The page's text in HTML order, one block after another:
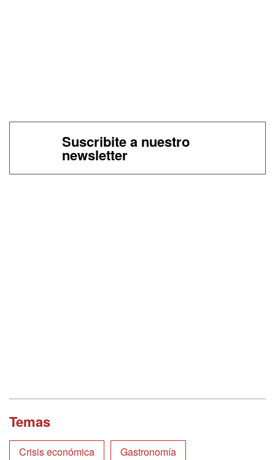
Suscribite a nuestro
newsletter
Temas
Crisis económica
Gastronomía